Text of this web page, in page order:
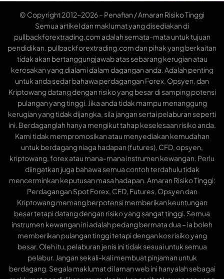
© Copyright 2012~2026 – Penafian / Amaran Risiko Tinggi
Semua artikel dan maklumat yang disediakan di
pullbackforextrading.com adalah semata-mata untuk tujuan
pendidikan. pullbackforextrading.com dan pihak yang berkaitan
tidak akan bertanggungjawab atas sebarang kerugian atau
kerosakan yang dialami dalam dagangan anda. Adalah penting
untuk anda sedar bahawa perdagangan Forex, Opsyen, dan
Kriptowang datang dengan risiko yang besar di samping potensi
pulangan yang tinggi. Jika anda tidak mampu menanggung
kerugian yang tidak dijangka, sila jangan sertai pelaburan seperti
ini. Berdaganglah hanya mengikut tahap keselesaan risiko anda.
Kami tidak mempromosikan atau menyediakan kemudahan
untuk berdagang niaga hadapan (futures), CFD, opsyen,
kriptowang, forex atau mana-mana instrumen kewangan. Perlu
diingatkan juga bahawa semua contoh terdahulu tidak
mencerminkan keputusan masa hadapan. Amaran Risiko Tinggi:
Perdagangan Spot Forex, CFD, Futures, Opsyen dan
Kriptowang memang berpotensi memberikan keuntungan
besar tetapi datang dengan risiko yang sangat tinggi. Semua
instrumen kewangan ini adalah pedang bermata dua – ia boleh
memberikan pulangan tinggi tetapi dengan kos risiko yang
besar. Oleh itu, pelaburan jenis ini tidak sesuai untuk semua
pelabur. Jangan sekali-kali membuat pinjaman untuk
berdagang. Segala maklumat di laman web ini hanyalah sebagai